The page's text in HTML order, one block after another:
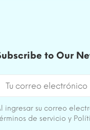
to Our
ingresar su correo
de servicio y